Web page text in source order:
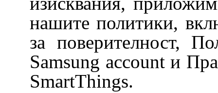
нашите политики,
за поверителност,
Samsung account и
SmartThings.